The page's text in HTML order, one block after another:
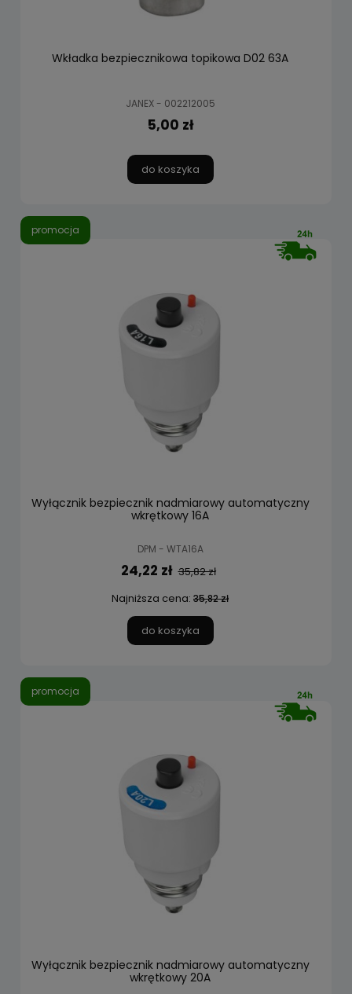
Wkładka bezpiecznikowa topikowa D02 63A
JANEX - 002212005
5,00 zł
do koszyka
Wyłącznik bezpiecznik nadmiarowy automatyczny
wkrętkowy 16A
DPM - WTA16A
24,22 zł 35,82 zł
Najniższa cena: 35,82 zł
do koszyka
promocja
Wyłącznik bezpiecznik nadmiarowy automatyczny
wkrętkowy 20A
promocja